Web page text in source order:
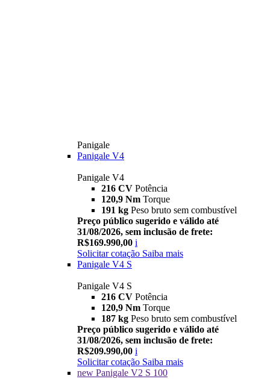
Panigale
Panigale V4
Panigale V4
216 CV Potência
120,9 Nm Torque
191 kg Peso bruto sem combustível
Preço público sugerido e válido até
31/08/2026, sem inclusão de frete:
R$169.990,00 i
Solicitar cotação Saiba mais
Panigale V4 S
Panigale V4 S
216 CV Potência
120,9 Nm Torque
187 kg Peso bruto sem combustível
Preço público sugerido e válido até
31/08/2026, sem inclusão de frete:
R$209.990,00 i
Solicitar cotação Saiba mais
new Panigale V2 S 100